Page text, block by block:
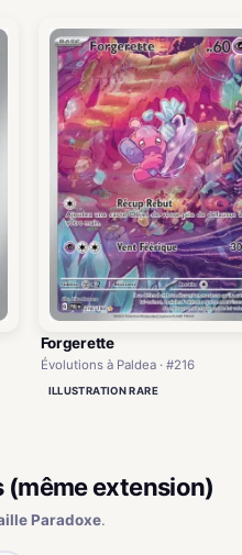
Forgerette
Évolutions à Paldea · #216
ILLUSTRATION RARE
(même extension)
Paradoxe.